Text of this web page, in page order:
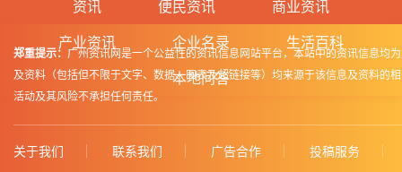
资讯 便民资讯
商业资讯
产业资讯
企业名录
生活百科
本地问答
郑重提示： 广州资讯网是一个公益性的资讯信息网站平台，本站中的资讯信息均
及资料（包括但不限于文字、数据、图表及超链接等）均来源于该信息及资料
活动及其风险不承担任何责任。
关于我们 联系我们 广告合作 投稿服务